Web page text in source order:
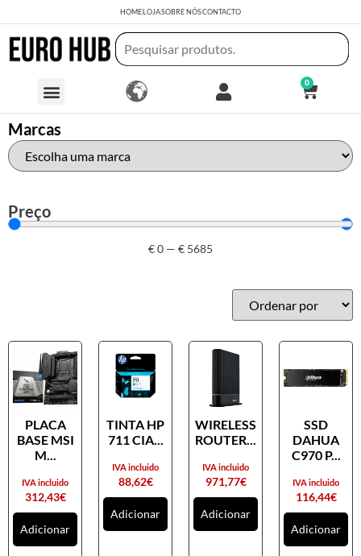
HOMELOJASOBRE NÓSCONTACTO
0
Marcas
Preço
€0 — € 5685
PLACA
BASE MSI
M...
312,43€
IVA incluido
Adicionar
TINTA HP
711 CIA...
88,62€
IVA incluido
Adicionar
WIRELESS
ROUTER...
971,77€
IVA incluido
Adicionar
SSD
DAHUA
C970 P...
116,44€
IVA incluido
Adicionar